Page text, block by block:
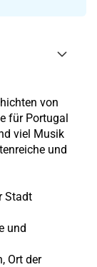
von
für Portugal
viel Musik
und
Stadt
und
Ort der